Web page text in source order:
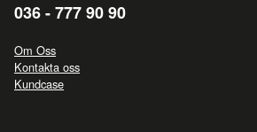
036 - 777 90 90
Om Oss
Kontakta oss
Kundcase